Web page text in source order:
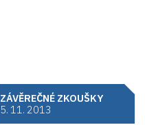
ZÁVĚREČNÉ ZKOUŠKY
5. 11. 2013